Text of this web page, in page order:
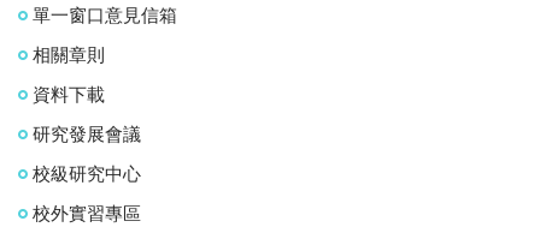
單一窗口意見信箱
相關章則
資料下載
研究發展會議
校級研究中心
校外實習專區